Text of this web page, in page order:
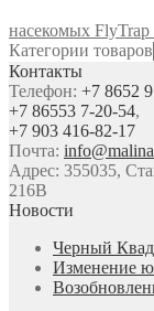
насекомых FlyTrap
Категории товаров
Контакты
Телефон: +7 8652
+7 86553 7-20-54,
+7 903 416-82-17
Почта:
Адрес: 355035,
216В
Новости
Черный
Изменение